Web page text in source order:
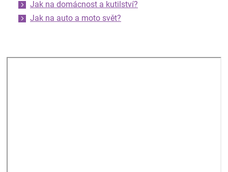
Jak na domácnost a kutilství?
Jak na auto a moto svět?